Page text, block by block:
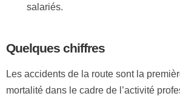
salariés.
Quelques chiffres
Les accidents de la route sont la
mortalité dans le cadre de l’activité